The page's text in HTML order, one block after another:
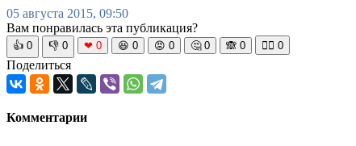
05 августа 2015, 09:50
Вам понравилась эта публикация?
👍 0 👎 0 ❤ 0 😆 0 😡 0 🤔 0 🙈 0 🧘‍♀️ 0
Поделиться
Комментарии